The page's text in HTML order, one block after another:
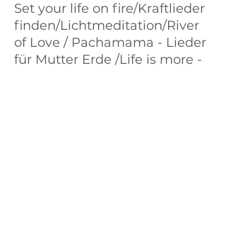
Set your life on fire/Kraftlieder
finden/Lichtmeditation/River
of Love / Pachamama - Lieder
für Mutter Erde /Life is more -